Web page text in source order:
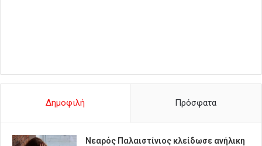
Δημοφιλή Πρόσφατα
Νεαρός Παλαιστίνιος κλείδωσε ανήλικη